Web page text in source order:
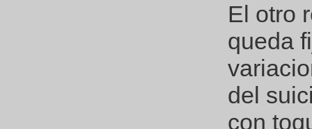
El otro
queda
del
con